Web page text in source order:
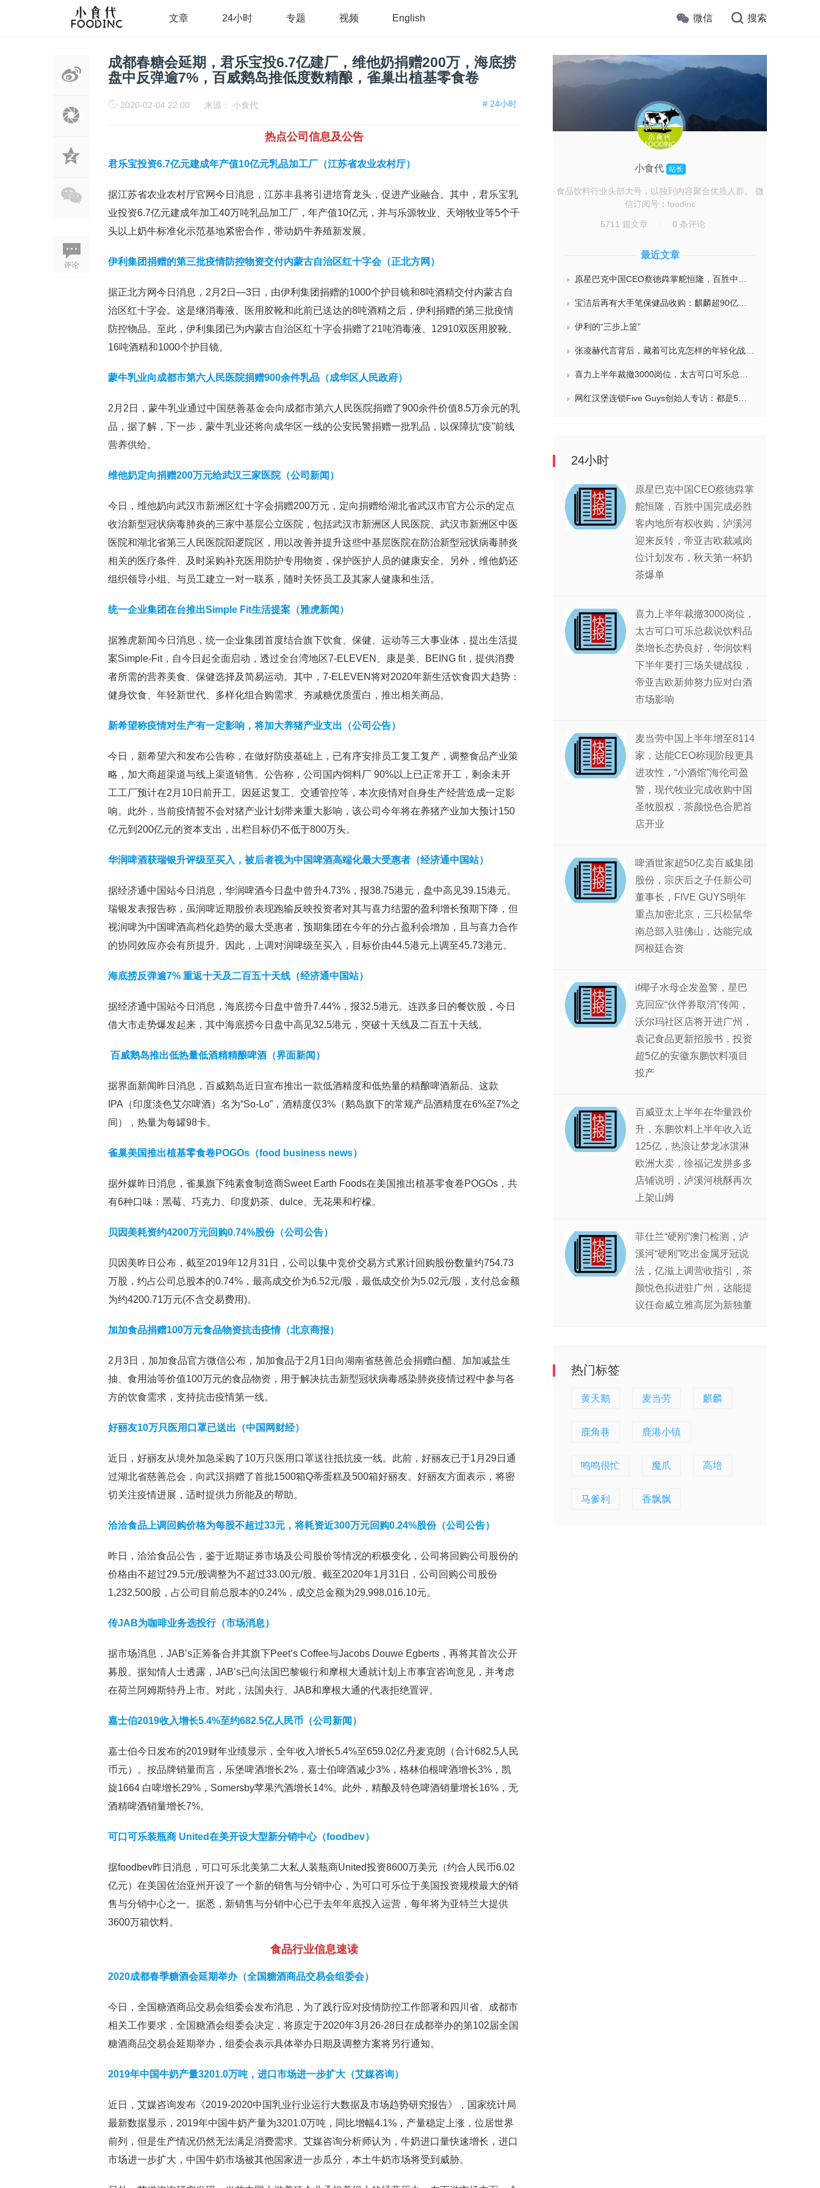
文章 24小时 专题 视频 English 微信 搜索
评论
成都春糖会延期，君乐宝投6.7亿建厂，维他奶捐赠200万，海底捞
盘中反弹逾7%，百威鹅岛推低度数精酿，雀巢出植基零食卷
# 24小时
2020-02-04 22:00 来源： 小食代
热点公司信息及公告
君乐宝投资6.7亿元建成年产值10亿元乳品加工厂（江苏省农业农村厅）
据江苏省农业农村厅官网今日消息，江苏丰县将引进培育龙头，促进产业融合。其中，君乐宝乳
业投资6.7亿元建成年加工40万吨乳品加工厂，年产值10亿元，并与乐源牧业、天翊牧业等5个千
头以上奶牛标准化示范基地紧密合作，带动奶牛养殖新发展。
伊利集团捐赠的第三批疫情防控物资交付内蒙古自治区红十字会（正北方网）
据正北方网今日消息，2月2日—3日，由伊利集团捐赠的1000个护目镜和8吨酒精交付内蒙古自
治区红十字会。这是继消毒液、医用胶靴和此前已送达的8吨酒精之后，伊利捐赠的第三批疫情
防控物品。至此，伊利集团已为内蒙古自治区红十字会捐赠了21吨消毒液、12910双医用胶靴、
16吨酒精和1000个护目镜。
蒙牛乳业向成都市第六人民医院捐赠900余件乳品（成华区人民政府）
2月2日，蒙牛乳业通过中国慈善基金会向成都市第六人民医院捐赠了900余件价值8.5万余元的乳
品，据了解，下一步，蒙牛乳业还将向成华区一线的公安民警捐赠一批乳品，以保障抗“疫”前线
营养供给。
维他奶定向捐赠200万元给武汉三家医院（公司新闻）
今日，维他奶向武汉市新洲区红十字会捐赠200万元，定向捐赠给湖北省武汉市官方公示的定点
收治新型冠状病毒肺炎的三家中基层公立医院，包括武汉市新洲区人民医院、武汉市新洲区中医
医院和湖北省第三人民医院阳逻院区，用以改善并提升这些中基层医院在防治新型冠状病毒肺炎
相关的医疗条件、及时采购补充医用防护专用物资，保护医护人员的健康安全。另外，维他奶还
组织领导小组、与员工建立一对一联系，随时关怀员工及其家人健康和生活。
统一企业集团在台推出Simple Fit生活提案（雅虎新闻）
据雅虎新闻今日消息，统一企业集团首度结合旗下饮食、保健、运动等三大事业体，提出生活提
案Simple-Fit，自今日起全面启动，透过全台湾地区7-ELEVEN、康是美、BEING fit，提供消费
者所需的营养美食、保健选择及简易运动。其中，7-ELEVEN将对2020年新生活饮食四大趋势：
健身饮食、年轻新世代、多样化组合购需求、夯减糖优质蛋白，推出相关商品。
新希望称疫情对生产有一定影响，将加大养猪产业支出（公司公告）
今日，新希望六和发布公告称，在做好防疫基础上，已有序安排员工复工复产，调整食品产业策
略，加大商超渠道与线上渠道销售。公告称，公司国内饲料厂 90%以上已正常开工，剩余未开
工工厂预计在2月10日前开工。因延迟复工、交通管控等，本次疫情对自身生产经营造成一定影
响。此外，当前疫情暂不会对猪产业计划带来重大影响，该公司今年将在养猪产业加大预计150
亿元到200亿元的资本支出，出栏目标仍不低于800万头。
华润啤酒获瑞银升评级至买入，被后者视为中国啤酒高端化最大受惠者（经济通中国站）
据经济通中国站今日消息，华润啤酒今日盘中曾升4.73%，报38.75港元，盘中高见39.15港元。
瑞银发表报告称，虽润啤近期股价表现跑输反映投资者对其与喜力结盟的盈利增长预期下降，但
视润啤为中国啤酒高档化趋势的最大受惠者，预期集团在今年的分占盈利会增加，且与喜力合作
的协同效应亦会有所提升。因此，上调对润啤级至买入，目标价由44.5港元上调至45.73港元。
海底捞反弹逾7% 重返十天及二百五十天线（经济通中国站）
据经济通中国站今日消息，海底捞今日盘中曾升7.44%，报32.5港元。连跌多日的餐饮股，今日
借大市走势爆发起来，其中海底捞今日盘中高见32.5港元，突破十天线及二百五十天线。
百威鹅岛推出低热量低酒精精酿啤酒（界面新闻）
据界面新闻昨日消息，百威鹅岛近日宣布推出一款低酒精度和低热量的精酿啤酒新品。这款
IPA（印度淡色艾尔啤酒）名为“So-Lo”，酒精度仅3%（鹅岛旗下的常规产品酒精度在6%至7%之
间），热量为每罐98卡。
雀巢美国推出植基零食卷POGOs（food business news）
据外媒昨日消息，雀巢旗下纯素食制造商Sweet Earth Foods在美国推出植基零食卷POGOs，共
有6种口味：黑莓、巧克力、印度奶茶、dulce、无花果和柠檬。
贝因美耗资约4200万元回购0.74%股份（公司公告）
贝因美昨日公布，截至2019年12月31日，公司以集中竞价交易方式累计回购股份数量约754.73
万股，约占公司总股本的0.74%，最高成交价为6.52元/股，最低成交价为5.02元/股，支付总金额
为约4200.71万元(不含交易费用)。
加加食品捐赠100万元食品物资抗击疫情（北京商报）
2月3日，加加食品官方微信公布，加加食品于2月1日向湖南省慈善总会捐赠白醋、加加减盐生
抽、食用油等价值100万元的食品物资，用于解决抗击新型冠状病毒感染肺炎疫情过程中参与各
方的饮食需求，支持抗击疫情第一线。
好丽友10万只医用口罩已送出（中国网财经）
近日，好丽友从境外加急采购了10万只医用口罩送往抵抗疫一线。此前，好丽友已于1月29日通
过湖北省慈善总会，向武汉捐赠了首批1500箱Q蒂蛋糕及500箱好丽友。好丽友方面表示，将密
切关注疫情进展，适时提供力所能及的帮助。
洽洽食品上调回购价格为每股不超过33元，将耗资近300万元回购0.24%股份（公司公告）
昨日，洽洽食品公告，鉴于近期证券市场及公司股价等情况的积极变化，公司将回购公司股份的
价格由不超过29.5元/股调整为不超过33.00元/股。截至2020年1月31日，公司回购公司股份
1,232,500股，占公司目前总股本的0.24%，成交总金额为29,998,016.10元。
传JAB为咖啡业务选投行（市场消息）
据市场消息，JAB’s正筹备合并其旗下Peet’s Coffee与Jacobs Douwe Egberts，再将其首次公开
募股。据知情人士透露，JAB’s已向法国巴黎银行和摩根大通就计划上市事宜咨询意见，并考虑
在荷兰阿姆斯特丹上市。对此，法国央行、JAB和摩根大通的代表拒绝置评。
嘉士伯2019收入增长5.4%至约682.5亿人民币（公司新闻）
嘉士伯今日发布的2019财年业绩显示，全年收入增长5.4%至659.02亿丹麦克朗（合计682.5人民
币元）。按品牌销量而言，乐堡啤酒增长2%，嘉士伯啤酒减少3%，格林伯根啤酒增长3%，凯
旋1664 白啤增长29%，Somersby苹果汽酒增长14%。此外，精酿及特色啤酒销量增长16%，无
酒精啤酒销量增长7%。
可口可乐装瓶商 United在美开设大型新分销中心（foodbev）
据foodbev昨日消息，可口可乐北美第二大私人装瓶商United投资8600万美元（约合人民币6.02
亿元）在美国佐治亚州开设了一个新的销售与分销中心，为可口可乐位于美国投资规模最大的销
售与分销中心之一。据悉，新销售与分销中心已于去年年底投入运营，每年将为亚特兰大提供
3600万箱饮料。
食品行业信息速读
2020成都春季糖酒会延期举办（全国糖酒商品交易会组委会）
今日，全国糖酒商品交易会组委会发布消息，为了践行应对疫情防控工作部署和四川省、成都市
相关工作要求，全国糖酒会组委会决定，将原定于2020年3月26-28日在成都举办的第102届全国
糖酒商品交易会延期举办，组委会表示具体举办日期及调整方案将另行通知。
2019年中国牛奶产量3201.0万吨，进口市场进一步扩大（艾媒咨询）
近日，艾媒咨询发布《2019-2020中国乳业行业运行大数据及市场趋势研究报告》，国家统计局
最新数据显示，2019年中国牛奶产量为3201.0万吨，同比增幅4.1%，产量稳定上涨，位居世界
前列，但是生产情况仍然无法满足消费需求。艾媒咨询分析师认为，牛奶进口量快速增长，进口
市场进一步扩大，中国牛奶市场被其他国家进一步瓜分，本土牛奶市场将受到威胁。
小食代 站长
食品饮料行业头部大号，以独到内容聚合优质人群。 微
信订阅号：foodinc
5711 篇文章 0 条评论
最近文章
原星巴克中国CEO蔡德粦掌舵恒隆，百胜中国完成必胜客内地所有权收购，泸溪河迎来反转，帝亚吉欧裁减岗位计划发布，秋天第一杯奶茶爆单
宝洁后再有大手笔保健品收购：麒麟超90亿拿下健美生，在华已入驻山姆和开市客等多渠道，为何超300亿资本一周内“疯抢”VMS？
伊利的“三步上篮”
张凌赫代言背后，藏着可比克怎样的年轻化战略？
喜力上半年裁撤3000岗位，太古可口可乐总裁说饮料品类增长态势良好，华润饮料下半年要打三场关键战役，帝亚吉欧新帅努力应对白酒市场影响
网红汉堡连锁Five Guys创始人专访：都是5个儿子和妻子在打理，绝不会与麦当劳正面竞争，要公司上市或卖盘的建议不时出现
24小时
原星巴克中国CEO蔡德粦掌
舵恒隆，百胜中国完成必胜
客内地所有权收购，泸溪河
迎来反转，帝亚吉欧裁减岗
位计划发布，秋天第一杯奶
茶爆单
喜力上半年裁撤3000岗位，
太古可口可乐总裁说饮料品
类增长态势良好，华润饮料
下半年要打三场关键战役，
帝亚吉欧新帅努力应对白酒
市场影响
麦当劳中国上半年增至8114
家，达能CEO称现阶段更具
进攻性，“小酒馆”海伦司盈
警，现代牧业完成收购中国
圣牧股权，茶颜悦色合肥首
店开业
啤酒世家超50亿卖百威集团
股份，宗庆后之子任新公司
董事长，FIVE GUYS明年
重点加密北京，三只松鼠华
南总部入驻佛山，达能完成
阿根廷合资
if椰子水母企发盈警，星巴
克回应“伙伴券取消”传闻，
沃尔玛社区店将开进广州，
袁记食品更新招股书，投资
超5亿的安徽东鹏饮料项目
投产
百威亚太上半年在华量跌价
升，东鹏饮料上半年收入近
125亿，热浪让梦龙冰淇淋
欧洲大卖，徐福记发拼多多
店铺说明，泸溪河桃酥再次
上架山姆
菲仕兰“硬刚”澳门检测，泸
溪河“硬刚”吃出金属牙冠说
法，亿滋上调营收指引，茶
颜悦色拟进驻广州，达能提
议任命威立雅高层为新独董
热门标签
黄天鹅 麦当劳 麒麟
鹿角巷 鹿港小镇
鸣鸣很忙 魔爪 高培
马爹利 香飘飘